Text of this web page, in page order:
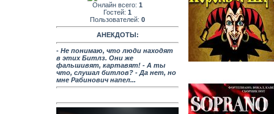
Онлайн всего: 1
Гостей: 1
Пользователей: 0
АНЕКДОТЫ:
- Не понимаю, что люди находят
в этих Битлз. Они же
фальшивят, картавят! - А ты
что, слушал битлов? - Да нет, но
мне Рабинович напел...